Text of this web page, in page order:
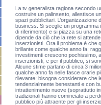
La tv generalista ragiona secondo
costruire un palinsesto, allestisce
spazi pubblicitari. L’organizzazione
business. Si sceglie un
di riferimento) e si piazza su una
dipende da ciò che la rete si
inserzionisti. Ora il problema è che
brillante come qualche anno fa;
investimenti crescono pochissimo,
inserzionisti, e per il pubblico, si
Alcune stime parlano di circa 3
qualche anno fa nelle fasce orarie
rilevante: bisogna considerare che
tendenzialmente benestanti e con
intrattenimento nuove (soprattutto
tradizionali hanno cominciato a
pubblico più attraente per gli